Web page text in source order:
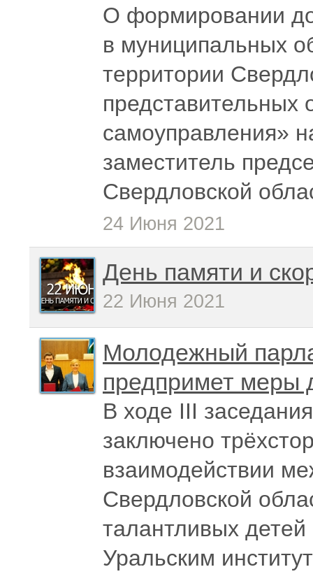
О формировании
в муниципальных
территории
представительных
самоуправления»
заместитель
Свердловской
24 Июня 2021
День памяти и
22 Июня 2021
Молодежный
предпримет меры
В ходе III
заключено
взаимодействии
Свердловской
талантливых
Уральским